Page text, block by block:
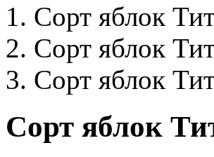
1. Сорт яблок
2. Сорт яблок
3. Сорт яблок
Сорт яблок